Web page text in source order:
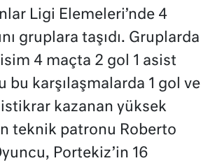
Ligi Elemeleri’nde 4
gruplara taşıdı. Gruplarda
4 maçta 2 gol 1 asist
bu karşılaşmalarda 1 gol ve
istikrar kazanan yüksek
teknik patronu Roberto
Portekiz’in 16